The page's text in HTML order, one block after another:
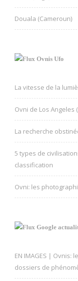
Douala (Cameroun)
Ovnis Ufo
La vitesse de la
Ovni de Los Angeles
La recherche
5 types de
classification
Ovni: les
Google
EN IMAGES | Ovnis:
dossiers de